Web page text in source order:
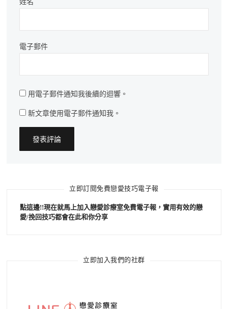
姓名
電子郵件
用電子郵件通知我後續的迴響。
新文章使用電子郵件通知我。
立即訂閱免費戀愛技巧電子報
點這邊!!現在就馬上加入戀愛診療室免費電子報，實用有效的戀
愛/挽回技巧都會在此和你分享
立即加入我們的社群